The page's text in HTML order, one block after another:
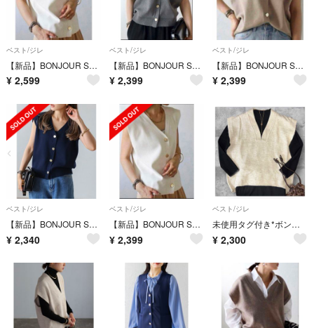
ベスト/ジレ
【新品】BONJOUR SAGAN ゴールド釦ボクシーニットベスト／オフホワイト
¥ 2,599
ベスト/ジレ
【新品】BONJOUR SAGAN ゴールド釦ボクシーニットベスト／ダークグレー
¥ 2,399
ベスト/ジレ
【新品】BONJOUR SAGAN ゴールド釦ボクシーニットベスト／ライトココア
¥ 2,399
ベスト/ジレ
【新品】BONJOUR SAGAN ゴールド釦ボクシーニットベスト／ネイビー
¥ 2,340
ベスト/ジレ
【新品】BONJOUR SAGAN ゴールド釦ボクシーニットベスト／オフホワイト
¥ 2,399
ベスト/ジレ
未使用タグ付き*ボンジュールサガン Vネック ニットベスト ベージュ F 大きめ
¥ 2,300